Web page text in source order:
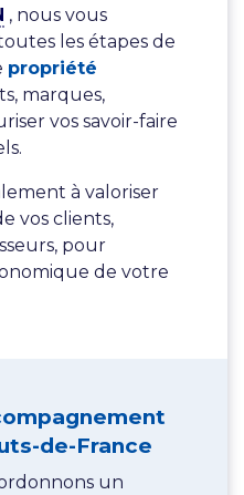
, nous vous
les étapes de
propriété
marques,
vos savoir-faire
à valoriser
vos clients,
pour
de votre
de-France
un